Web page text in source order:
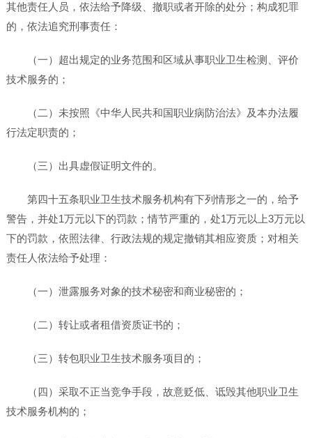
其他责任人员，依法给予降级、撤职或者开除的处分；构成犯罪
的，依法追究刑事责任：
（一）超出规定的业务范围和区域从事职业卫生检测、评价
技术服务的；
（二）未按照《中华人民共和国职业病防治法》及本办法履
行法定职责的；
（三）出具虚假证明文件的。
第四十五条职业卫生技术服务机构有下列情形之一的，给予
警告，并处1万元以下的罚款；情节严重的，处1万元以上3万元以
下的罚款，依照法律、行政法规的规定撤销其相应资质；对相关
责任人依法给予处理：
（一）泄露服务对象的技术秘密和商业秘密的；
（二）转让或者租借资质证书的；
（三）转包职业卫生技术服务项目的；
（四）采取不正当竞争手段，故意贬低、诋毁其他职业卫生
技术服务机构的；